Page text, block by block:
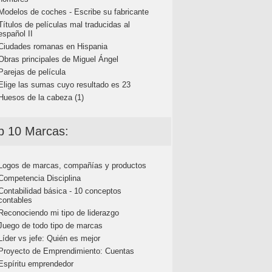
de coches - Escribe su fabricante
de películas mal traducidas al
II
romanas en Hispania
principales de Miguel Ángel
de película
las sumas cuyo resultado es 23
de la cabeza (1)
10 Marcas:
de marcas, compañías y productos
Disciplina
básica - 10 conceptos
mi tipo de liderazgo
de todo tipo de marcas
vs jefe: Quién es mejor
de Emprendimiento: Cuentas
emprendedor